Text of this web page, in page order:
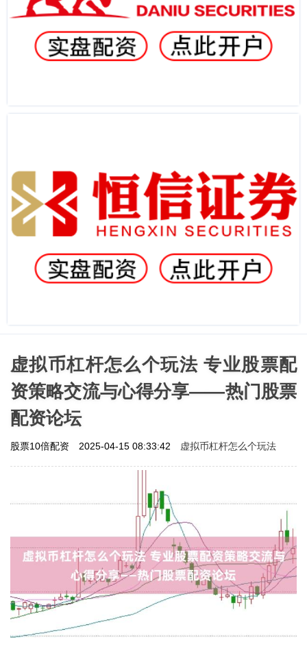
虚拟币杠杆怎么个玩法 专业股票配
资策略交流与心得分享——热门股票
配资论坛
股票10倍配资 2025-04-15 08:33:42 虚拟币杠杆怎么个玩法